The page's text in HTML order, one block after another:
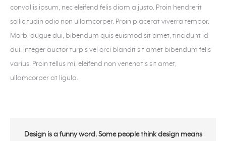
convallis ipsum, nec eleifend felis diam a justo. Proin hendrerit
sollicitudin odio non ullamcorper. Proin placerat viverra tempor.
Morbi augue dui, bibendum quis euismod sit amet, tincidunt id
dui. Integer auctor turpis vel orci blandit sit amet bibendum felis
varius. Proin tellus mi, eleifend non venenatis sit amet,
ullamcorper at ligula.
Design is a funny word. Some people think design means